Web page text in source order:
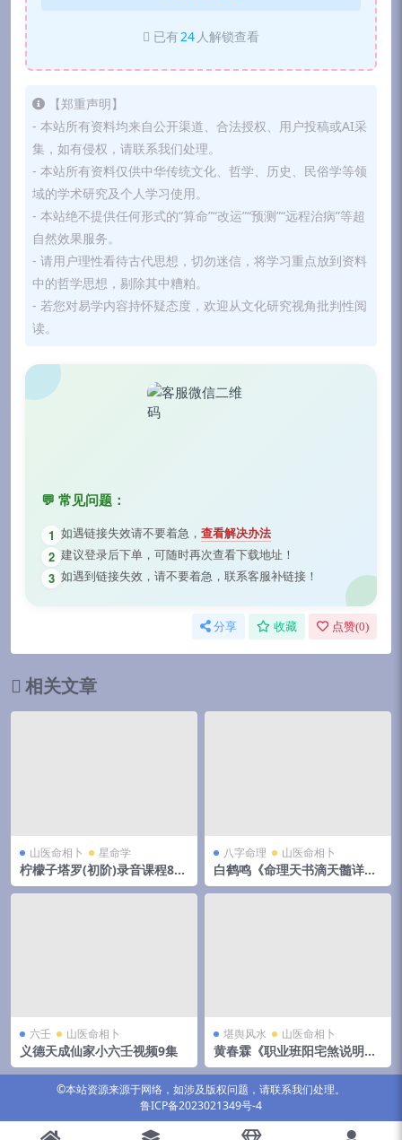
已有24 人解锁查看
【郑重声明】
- 本站所有资料均来自公开渠道、合法授权、用户投稿或AI采
集，如有侵权，请联系我们处理。
- 本站所有资料仅供中华传统文化、哲学、历史、民俗学等领
域的学术研究及个人学习使用。
- 本站绝不提供任何形式的“算命”“改运”“预测”“远程治病”等超
自然效果服务。
- 请用户理性看待古代思想，切勿迷信，将学习重点放到资料
中的哲学思想，剔除其中糟粕。
- 若您对易学内容持怀疑态度，欢迎从文化研究视角批判性阅
读。
💬 常见问题：
1 如遇链接失效请不要着急， 查看解决办法
2 建议登录后下单，可随时再次查看下载地址！
3 如遇到链接失效，请不要着急，联系客服补链接！
分享 收藏 点赞(0)
相关文章
山医命相卜 星命学
柠檬子塔罗(初阶)录音课程8节
+图片+课件pdf 百度云下载！
八字命理 山医命相卜
白鹤鸣《命理天书滴天髓详
解》167页
六壬 山医命相卜
义德天成仙家小六壬视频9集
堪舆风水 山医命相卜
黄春霖《职业班阳宅煞说明与
解法》22页
©本站资源来源于网络，如涉及版权问题，请联系我们处理。
鲁ICP备2023021349号-4